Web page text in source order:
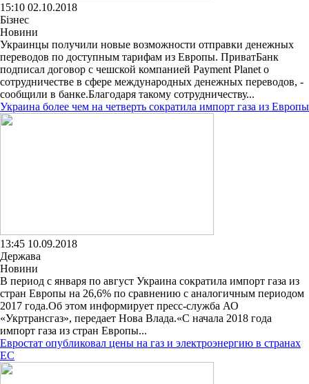
15:10 02.10.2018
Бізнес
Новини
Украинцы получили новые возможности отправки денежных
переводов по доступным тарифам из Европы. ПриватБанк
подписал договор с чешской компанией Payment Planet о
сотрудничестве в сфере международных денежных переводов, -
сообщили в банке.Благодаря такому сотрудничеству...
Украина более чем на четверть сократила импорт газа из Европы
13:45 10.09.2018
Держава
Новини
В период с января по август Украина сократила импорт газа из
стран Европы на 26,6% по сравнению с аналогичным периодом
2017 года.Об этом информирует пресс-служба АО
«Укртрансгаз», передает Нова Влада.«С начала 2018 года
импорт газа из стран Европы...
Евростат опубликовал цены на газ и электроэнергию в странах
ЕС